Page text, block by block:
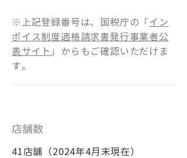
※上記登録番号は、国税庁の「イン
ボイス制度適格請求書発行事業者公
表サイト 」からもご確認いただけま
す。
店舗数
41店舗（2024年4月末現在）